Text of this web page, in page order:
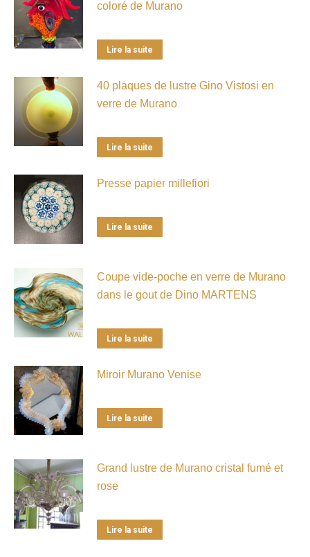
coloré de Murano
Lire la suite
40 plaques de lustre Gino Vistosi en
verre de Murano
Lire la suite
Presse papier millefiori
Lire la suite
Coupe vide-poche en verre de Murano
dans le gout de Dino MARTENS
Lire la suite
Miroir Murano Venise
Lire la suite
Grand lustre de Murano cristal fumé et
rose
Lire la suite